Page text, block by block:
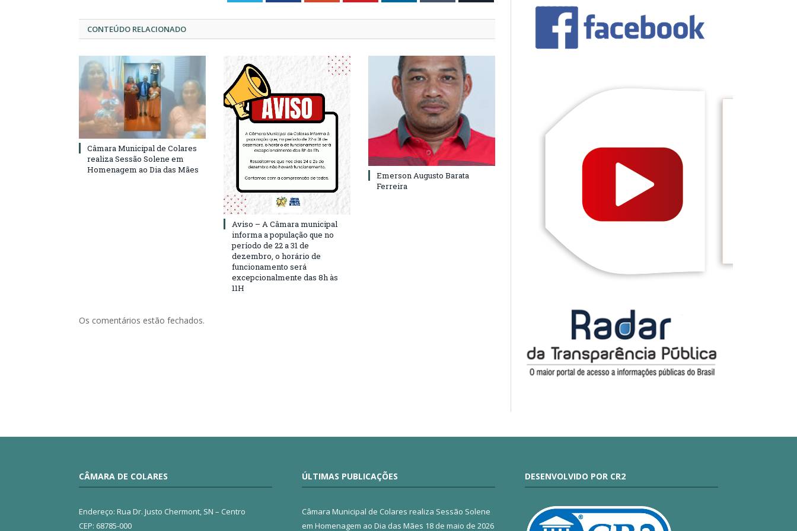
CONTEÚDO RELACIONADO
Câmara Municipal de Colares
realiza Sessão Solene em
Homenagem ao Dia das Mães
Aviso – A Câmara municipal
informa a população que no
período de 22 a 31 de
dezembro, o horário de
funcionamento será
excepcionalmente das 8h às
11H
Emerson Augusto Barata
Ferreira
Os comentários estão fechados.
CÂMARA DE COLARES
Endereço: Rua Dr. Justo Chermont, SN – Centro
CEP: 68785-000
ÚLTIMAS PUBLICAÇÕES
Câmara Municipal de Colares realiza Sessão Solene
em Homenagem ao Dia das Mães 18 de maio de 2026
DESENVOLVIDO POR CR2